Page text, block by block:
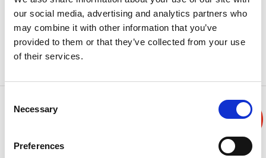
our social media, advertising and analytics partners who
may combine it with other information that you’ve
provided to them or that they’ve collected from your use
of their services.
Selection
Necessary
Preferences
风力机仿真系统(emulator)
最佳风能捕获实验
PMSG风力发电系统实验